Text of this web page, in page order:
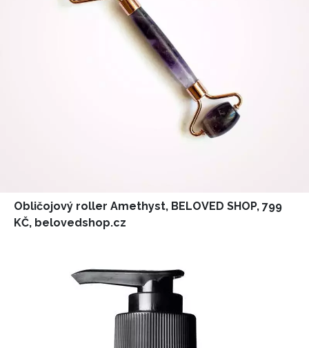
Obličojový roller Amethyst, BELOVED SHOP, 799
KČ, belovedshop.cz